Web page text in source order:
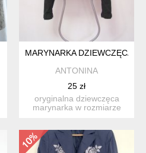
MARYNARKA DZIEWCZĘCA 9-
ANTONINA
25 zł
oryginalna dziewczęca
marynarka w rozmiarze